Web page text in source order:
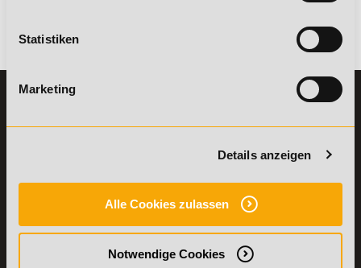
Statistiken
Marketing
Details anzeigen
Alle Cookies zulassen
Notwendige Cookies
Es gibt keine Einträge mit diesem Anfangsbuchstaben.
07191-22987-0
Willy-Brandt-Platz 2
INFORMATIONEN
Die Academy
Lehr- und
Lernmethoden
PreisFAIRsprechen
Online Campus
Fördermöglichkeiten
Bildungsgutschein
Check